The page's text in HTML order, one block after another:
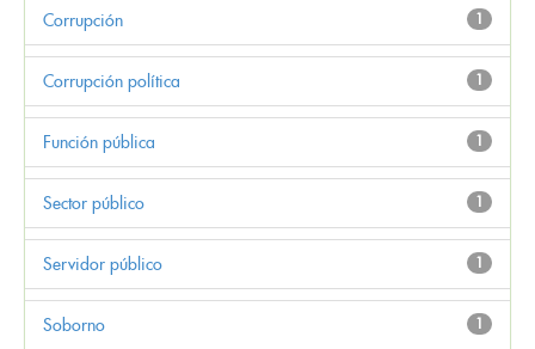
1
Corrupción
1
Corrupción política
1
Función pública
1
Sector público
1
Servidor público
1
Soborno